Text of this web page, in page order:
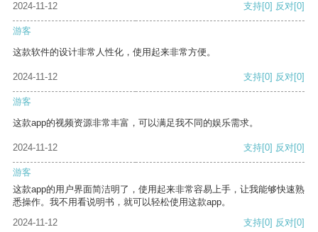
2024-11-12 支持[0] 反对[0]
游客
这款软件的设计非常人性化，使用起来非常方便。
2024-11-12 支持[0] 反对[0]
游客
这款app的视频资源非常丰富，可以满足我不同的娱乐需求。
2024-11-12 支持[0] 反对[0]
游客
这款app的用户界面简洁明了，使用起来非常容易上手，让我能够快速熟
悉操作。我不用看说明书，就可以轻松使用这款app。
2024-11-12
支持[0] 反对[0]